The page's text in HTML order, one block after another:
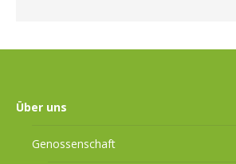
Über uns
Genossenschaft